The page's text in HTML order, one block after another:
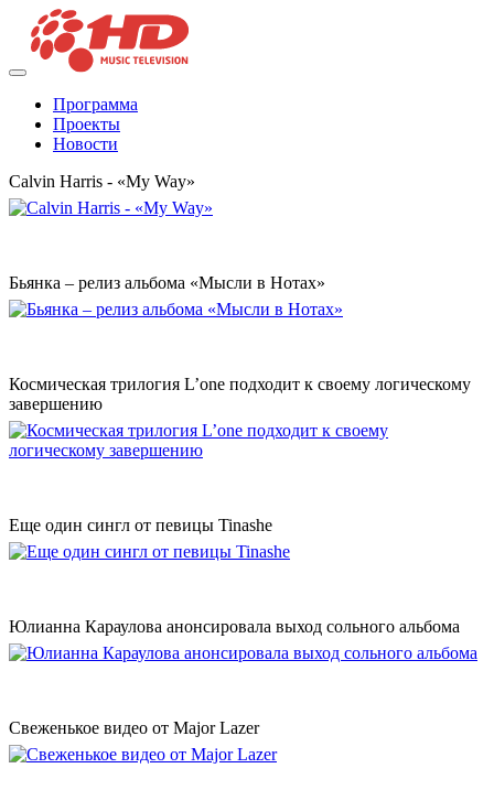
Программа
Проекты
Новости
Calvin Harris - «My Way»
Бьянка – релиз альбома «Мысли в Нотах»
Космическая трилогия L’one подходит к своему логическому
завершению
Еще один сингл от певицы Tinashe
Юлианна Караулова анонсировала выход сольного альбома
Свеженькое видео от Major Lazer